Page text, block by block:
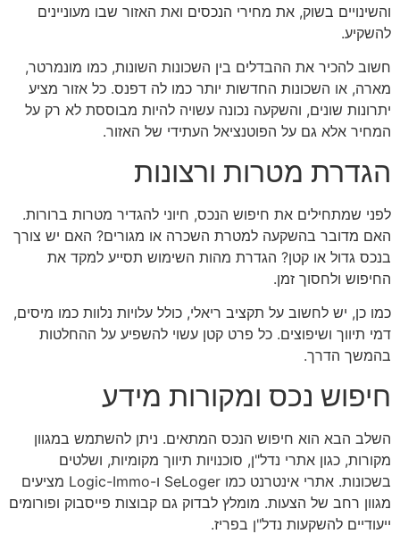
והשינויים בשוק, את מחירי הנכסים ואת האזור שבו מעוניינים
להשקיע.
חשוב להכיר את ההבדלים בין השכונות השונות, כמו מונמרטר,
מארה, או השכונות החדשות יותר כמו לה דפנס. כל אזור מציע
יתרונות שונים, והשקעה נכונה עשויה להיות מבוססת לא רק על
המחיר אלא גם על הפוטנציאל העתידי של האזור.
הגדרת מטרות ורצונות
לפני שמתחילים את חיפוש הנכס, חיוני להגדיר מטרות ברורות.
האם מדובר בהשקעה למטרת השכרה או מגורים? האם יש צורך
בנכס גדול או קטן? הגדרת מהות השימוש תסייע למקד את
החיפוש ולחסוך זמן.
כמו כן, יש לחשוב על תקציב ריאלי, כולל עלויות נלוות כמו מיסים,
דמי תיווך ושיפוצים. כל פרט קטן עשוי להשפיע על ההחלטות
בהמשך הדרך.
חיפוש נכס ומקורות מידע
השלב הבא הוא חיפוש הנכס המתאים. ניתן להשתמש במגוון
מקורות, כגון אתרי נדל"ן, סוכנויות תיווך מקומיות, ושלטים
בשכונות. אתרי אינטרנט כמו SeLoger ו-Logic-Immo מציעים
מגוון רחב של הצעות. מומלץ לבדוק גם קבוצות פייסבוק ופורומים
ייעודיים להשקעות נדל"ן בפריז.